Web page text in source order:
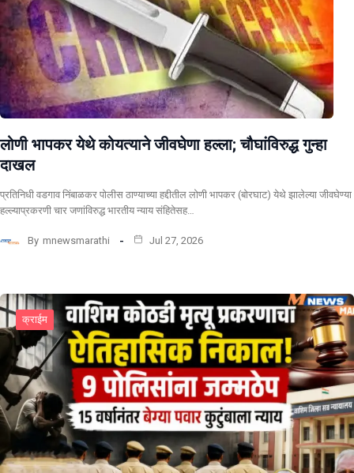
लोणी भापकर येथे कोयत्याने जीवघेणा हल्ला; चौघांविरुद्ध गुन्हा
दाखल
प्रतिनिधी वडगाव निंबाळकर पोलीस ठाण्याच्या हद्दीतील लोणी भापकर (बोरघाट) येथे झालेल्या जीवघेण्या
हल्ल्याप्रकरणी चार जणांविरुद्ध भारतीय न्याय संहितेसह…
By mnewsmarathi Jul 27, 2026
क्राईम